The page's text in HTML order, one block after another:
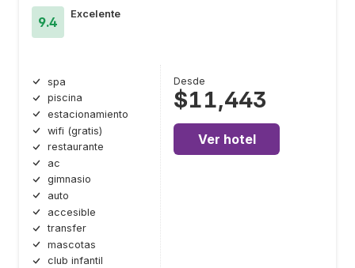
9.4
Excelente
spa
piscina
estacionamiento
wifi (gratis)
restaurante
ac
gimnasio
auto
accesible
transfer
mascotas
club infantil
Desde
$11,443
Ver hotel